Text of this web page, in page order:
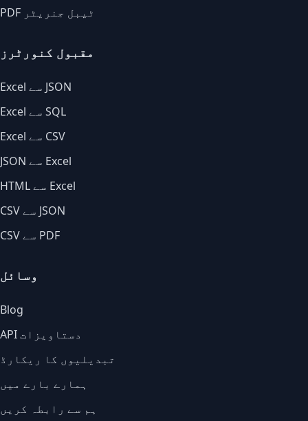
PDF ٹیبل جنریٹر
مقبول کنورٹرز
Excel سے JSON
Excel سے SQL
Excel سے CSV
JSON سے Excel
HTML سے Excel
CSV سے JSON
CSV سے PDF
وسائل
Blog
API دستاویزات
تبدیلیوں کا ریکارڈ
ہمارے بارے میں
ہم سے رابطہ کریں